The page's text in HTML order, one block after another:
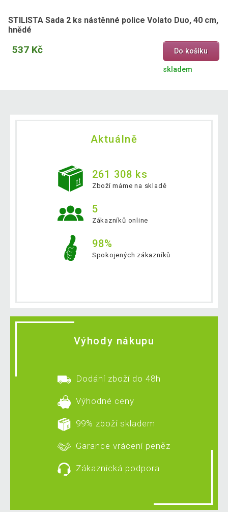
STILISTA Sada 2 ks nástěnné police Volato Duo, 40 cm,
hnědé
537 Kč Do košíku
skladem
Aktuálně
261 308 ks
Zboží máme na skladě
5
Zákazníků online
98%
Spokojených zákazníků
Výhody nákupu
Dodání zboží do 48h
Výhodné ceny
99% zboží skladem
Garance vrácení peněz
Zákaznická podpora